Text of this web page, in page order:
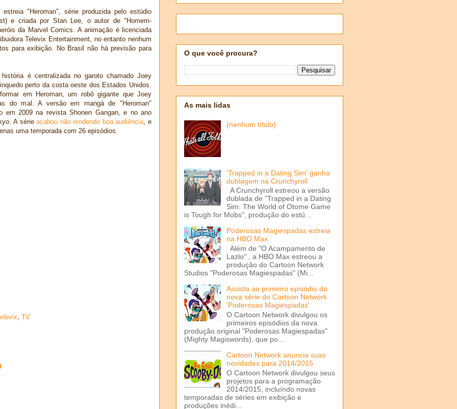
"Heroman", série produzida pelo estúdio
e criada por Stan Lee, o autor de "Homem-
da Marvel Comics. A animação é licenciada
Televix Entertainment, no entanto nenhum
para exibição. No Brasil não há previsão para
é centralizada no garoto chamado Joey
perto da costa oeste dos Estados Unidos.
em Heroman, um robô gigante que Joey
do mal. A versão em mangá de "Heroman"
em 2009 na revista Shonen Gangan, e no ano
A sérieacabou não rendendo boa audiência , e
uma temporada com 26 episódios.
, TV
O que você procura?
As mais lidas
(nenhum título)
'Trapped in a Dating Sim' ganha
dublagem na Crunchyroll
A Crunchyroll estreou a versão
dublada de "Trapped in a Dating
Sim: The World of Otome Game
is Tough for Mobs", produção do estú...
Poderosas Magiespadas estreia
na HBO Max
Além de "O Acampamento de
Lazlo" , a HBO Max estreou a
produção do Cartoon Network
Studios "Poderosas Magiespadas" (Mi...
Assista ao primeiro episódio da
nova série do Cartoon Network
'Poderosas Magiespadas'
O Cartoon Network divulgou os
primeiros episódios da nova
produção original "Poderosas Magiespadas"
(Mighty Magiswords), que po...
Cartoon Network anuncia suas
novidades para 2014/2015
O Cartoon Network divulgou seus
projetos para a programação
2014/2015, incluíndo novas
temporadas de séries em exibição e
produções inédi...